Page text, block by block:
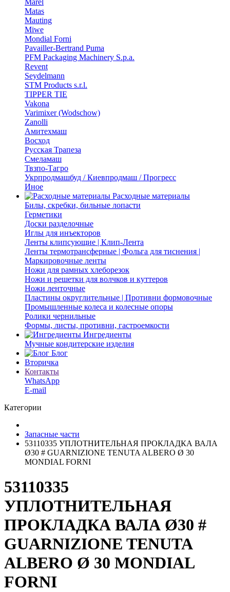
Marel
Matas
Mauting
Miwe
Mondial Forni
Pavailler-Bertrand Puma
PFM Packaging Machinery S.p.a.
Revent
Seydelmann
STM Products s.r.l.
TIPPER TIE
Vakona
Varimixer (Wodschow)
Zanolli
Амитехмаш
Восход
Русская Трапеза
Смеламаш
Твзпо-Тагро
Укрпродмашбуд / Киевпродмаш / Прогресс
Иное
Расходные материалы
Билы, скребки, бильные лопасти
Герметики
Доски разделочные
Иглы для инъекторов
Ленты клипсующие | Клип-Лента
Ленты термотрансферные | Фольга для тиснения |
Маркировочные ленты
Ножи для рамных хлеборезок
Ножи и решетки для волчков и куттеров
Ножи ленточные
Пластины округлительные | Противни формовочные
Промышленные колеса и колесные опоры
Ролики чернильные
Формы, листы, противни, гастроемкости
Ингредиенты
Мучные кондитерские изделия
Блог
Вторичка
Контакты
WhatsApp
E-mail
Категории
Запасные части
53110335 УПЛОТНИТЕЛЬНАЯ ПРОКЛАДКА ВАЛА
Ø30 # GUARNIZIONE TENUTA ALBERO Ø 30
MONDIAL FORNI
53110335
УПЛОТНИТЕЛЬНАЯ
ПРОКЛАДКА ВАЛА Ø30 #
GUARNIZIONE TENUTA
ALBERO Ø 30 MONDIAL
FORNI